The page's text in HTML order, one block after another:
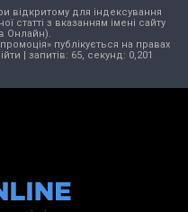
відкритому для індексування
статті з вказанням імені сайту
Онлайн).
публікується на правах
| запитів: 65, секунд: 0,201